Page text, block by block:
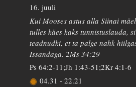
16. juuli
Kui Mooses astus alla Siinai
tulles käes kaks tunnistuslauda,
teadnudki, et ta palge nahk
Issandaga. 2Ms 34:29
Ps 64:2-11;Jh 1:43-51;2Kr 4:1-6
04.31 - 22.21